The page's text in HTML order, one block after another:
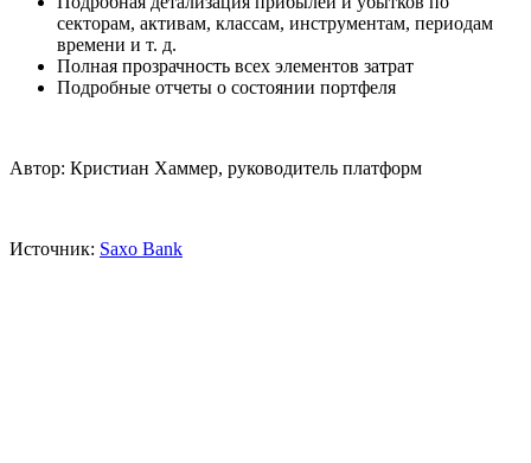
секторам, активам, классам, инструментам, периодам
времени и т. д.
Полная прозрачность всех элементов затрат
Подробные отчеты о состоянии портфеля
Автор: Кристиан Хаммер, руководитель платформ
Источник: Saxo Bank